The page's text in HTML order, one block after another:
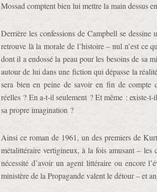
Mossad comptent bien lui mettre la main dessus
Derrière les confessions de Campbell se
retrouve là la morale de l’histoire – nul n’est ce
dont il a endossé la peau pour les besoins de sa
autour de lui dans une fiction qui dépasse la
sera bien en peine de savoir en fin de compte
réelles ? En a-t-il seulement ? Et même : existe-
sa propre imagination ?
Ainsi ce roman de 1961, un des premiers de
métalittéraire vertigineux, à la fois amusant –
nécessité d’avoir un agent littéraire ou encore
ministère de la Propagande valent le détour – et